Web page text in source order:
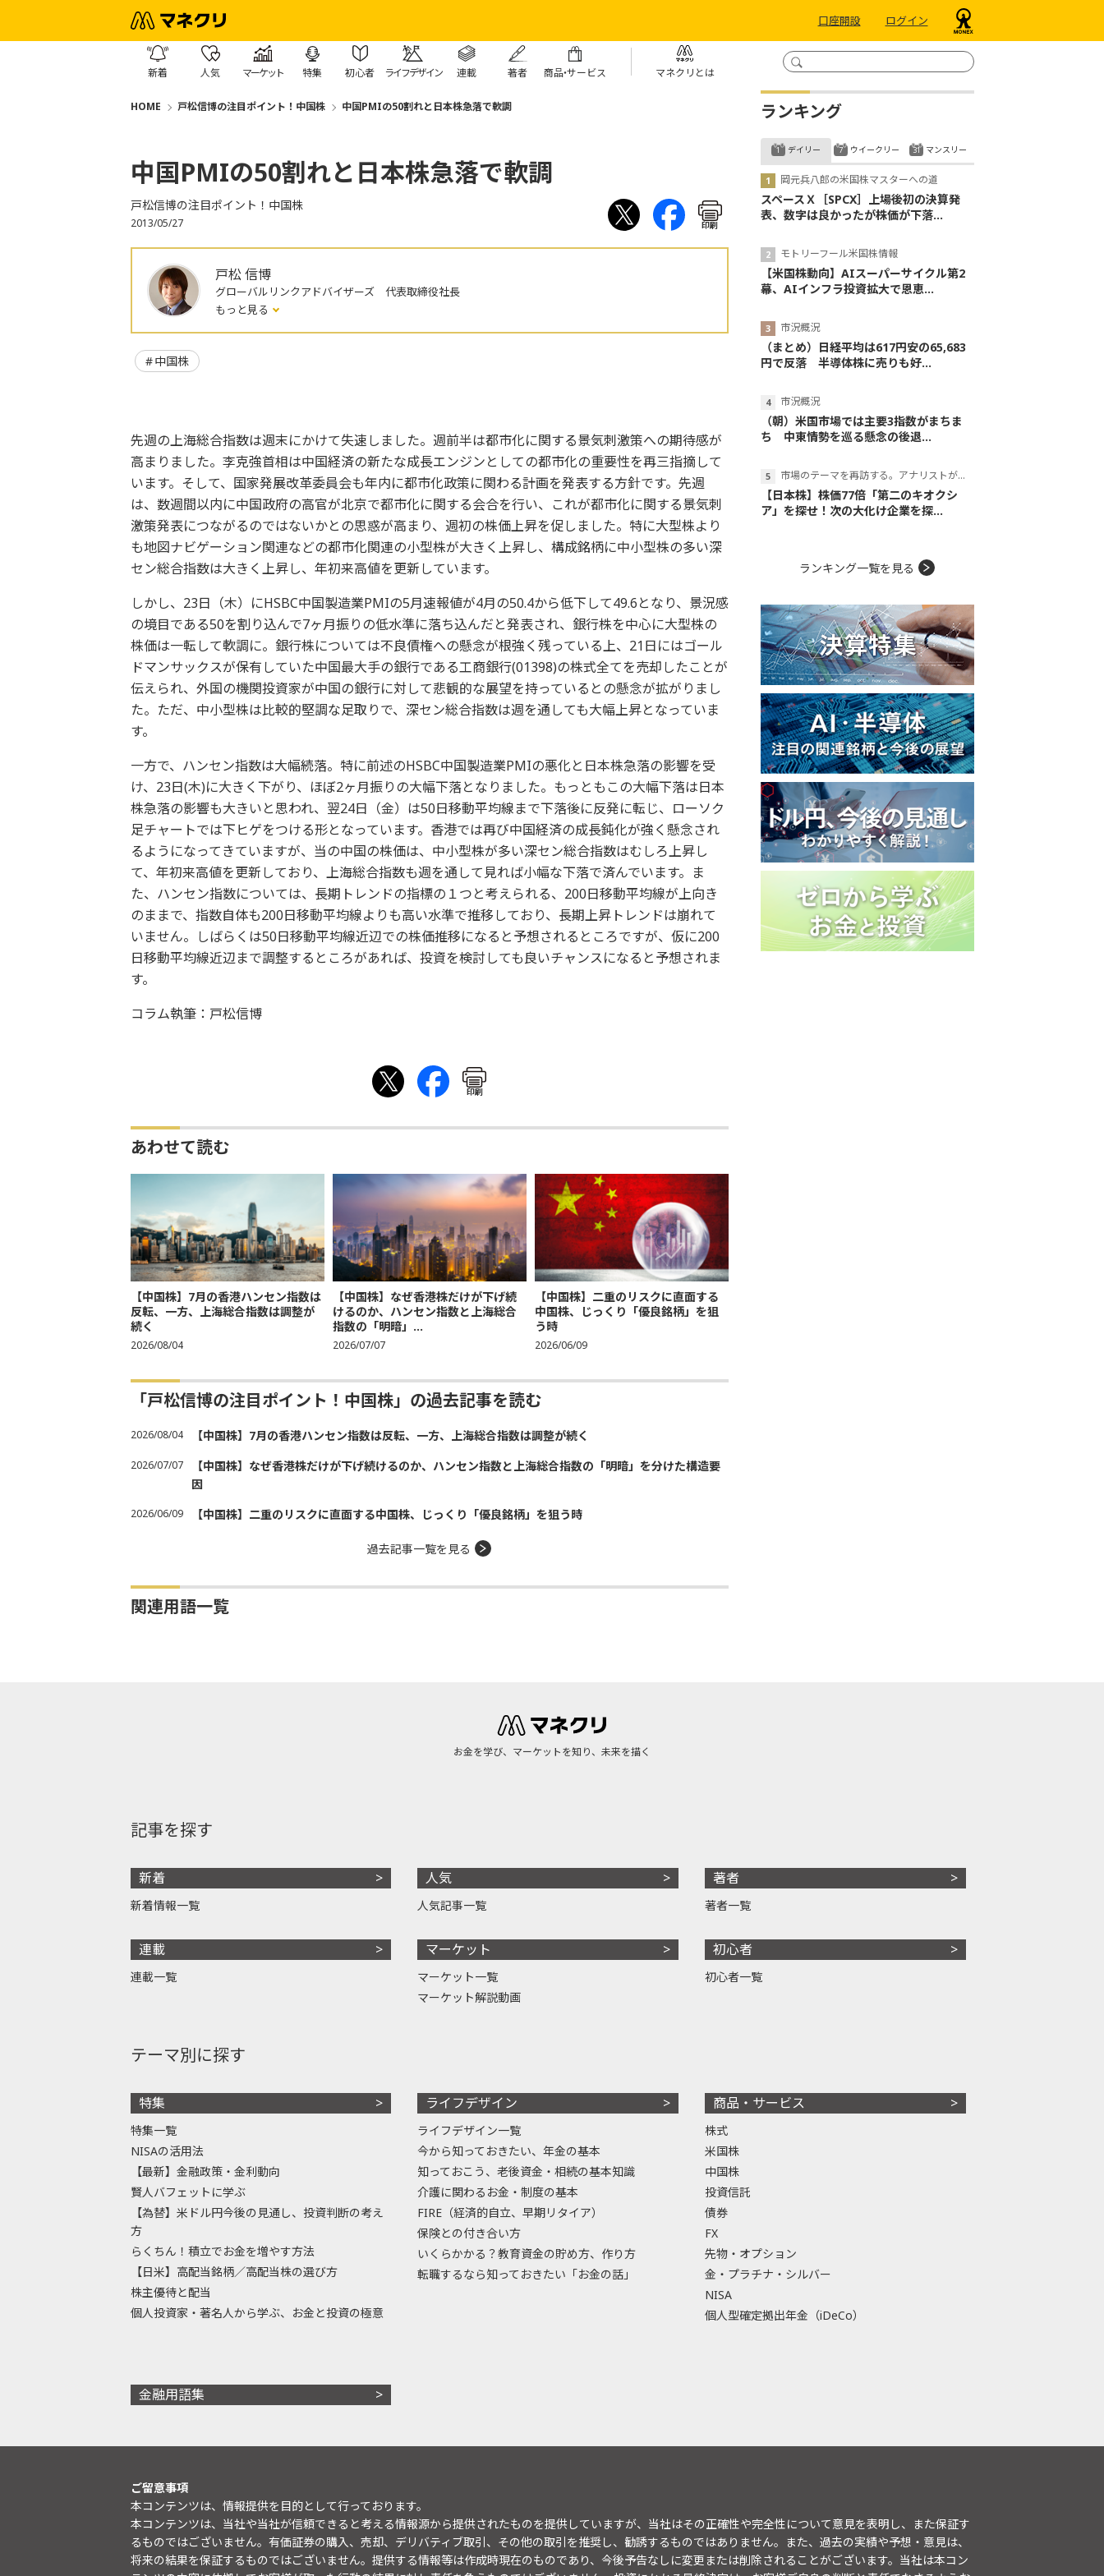
口座開設 ログイン
新着 人気 マーケット 特集 初心者 ライフデザイン 連載 著者 商品・サービス マネクリとは
HOME 戸松信博の注目ポイント！中国株 中国PMIの50割れと日本株急落で軟調
中国PMIの50割れと日本株急落で軟調
戸松信博の注目ポイント！中国株
2013/05/27 印刷
戸松 信博
グローバルリンクアドバイザーズ 代表取締役社長
もっと見る
中国株
先週の上海総合指数は週末にかけて失速しました。週前半は都市化に関する景気刺激策への期待感が
高まりました。李克強首相は中国経済の新たな成長エンジンとしての都市化の重要性を再三指摘して
います。そして、国家発展改革委員会も年内に都市化政策に関わる計画を発表する方針です。先週
は、数週間以内に中国政府の高官が北京で都市化に関する会合を行い、これが都市化に関する景気刺
激策発表につながるのではないかとの思惑が高まり、週初の株価上昇を促しました。特に大型株より
も地図ナビゲーション関連などの都市化関連の小型株が大きく上昇し、構成銘柄に中小型株の多い深
セン総合指数は大きく上昇し、年初来高値を更新しています。
しかし、23日（木）にHSBC中国製造業PMIの5月速報値が4月の50.4から低下して49.6となり、景況感
の境目である50を割り込んで7ヶ月振りの低水準に落ち込んだと発表され、銀行株を中心に大型株の
株価は一転して軟調に。銀行株については不良債権への懸念が根強く残っている上、21日にはゴール
ドマンサックスが保有していた中国最大手の銀行である工商銀行(01398)の株式全てを売却したことが
伝えられ、外国の機関投資家が中国の銀行に対して悲観的な展望を持っているとの懸念が拡がりまし
た。ただ、中小型株は比較的堅調な足取りで、深セン総合指数は週を通しても大幅上昇となっていま
す。
一方で、ハンセン指数は大幅続落。特に前述のHSBC中国製造業PMIの悪化と日本株急落の影響を受
け、23日(木)に大きく下がり、ほぼ2ヶ月振りの大幅下落となりました。もっともこの大幅下落は日本
株急落の影響も大きいと思われ、翌24日（金）は50日移動平均線まで下落後に反発に転じ、ローソク
足チャートでは下ヒゲをつける形となっています。香港では再び中国経済の成長鈍化が強く懸念され
るようになってきていますが、当の中国の株価は、中小型株が多い深セン総合指数はむしろ上昇し
て、年初来高値を更新しており、上海総合指数も週を通して見れば小幅な下落で済んでいます。ま
た、ハンセン指数については、長期トレンドの指標の１つと考えられる、200日移動平均線が上向き
のままで、指数自体も200日移動平均線よりも高い水準で推移しており、長期上昇トレンドは崩れて
いません。しばらくは50日移動平均線近辺での株価推移になると予想されるところですが、仮に200
日移動平均線近辺まで調整するところがあれば、投資を検討しても良いチャンスになると予想されま
す。
コラム執筆：戸松信博
印刷
あわせて読む
【中国株】7月の香港ハンセン指数は
反転、一方、上海総合指数は調整が
続く
2026/08/04
【中国株】なぜ香港株だけが下げ続
けるのか、ハンセン指数と上海総合
指数の「明暗」...
2026/07/07
【中国株】二重のリスクに直面する
中国株、じっくり「優良銘柄」を狙
う時
2026/06/09
「戸松信博の注目ポイント！中国株」の過去記事を読む
2026/08/04 【中国株】7月の香港ハンセン指数は反転、一方、上海総合指数は調整が続く
2026/07/07
【中国株】なぜ香港株だけが下げ続けるのか、ハンセン指数と上海総合指数の「明暗」を分けた構造要
因
2026/06/09 【中国株】二重のリスクに直面する中国株、じっくり「優良銘柄」を狙う時
過去記事一覧を見る
関連用語一覧
ランキング
デイリー
岡元兵八郎の米国株マスターへの道
スペースＸ［SPCX］上場後初の決算発
表、数字は良かったが株価が下落...
モトリーフール米国株情報
【米国株動向】AIスーパーサイクル第2
幕、AIインフラ投資拡大で恩恵...
市況概況
（まとめ）日経平均は617円安の65,683
円で反落 半導体株に売りも好...
市況概況
（朝）米国市場では主要3指数がまちま
ち 中東情勢を巡る懸念の後退...
市場のテーマを再訪する。アナリストが読み解くテーマの本質
【日本株】株価77倍「第二のキオクシ
ア」を探せ！次の大化け企業を探...
ウイークリー マンスリー
ランキング一覧を見る
お金を学び、マーケットを知り、未来を描く
記事を探す
新着
新着情報一覧
連載
連載一覧
人気
人気記事一覧
マーケット
マーケット一覧
マーケット解説動画
著者
著者一覧
初心者
初心者一覧
テーマ別に探す
特集
特集一覧
NISAの活用法
【最新】金融政策・金利動向
賢人バフェットに学ぶ
【為替】米ドル円今後の見通し、投資判断の考え
方
らくちん！積立でお金を増やす方法
【日米】高配当銘柄／高配当株の選び方
株主優待と配当
個人投資家・著名人から学ぶ、お金と投資の極意
ライフデザイン
ライフデザイン一覧
今から知っておきたい、年金の基本
知っておこう、老後資金・相続の基本知識
介護に関わるお金・制度の基本
FIRE（経済的自立、早期リタイア）
保険との付き合い方
いくらかかる？教育資金の貯め方、作り方
転職するなら知っておきたい「お金の話」
商品・サービス
株式
米国株
中国株
投資信託
債券
FX
先物・オプション
金・プラチナ・シルバー
NISA
個人型確定拠出年金（iDeCo）
金融用語集
ご留意事項
本コンテンツは、情報提供を目的として行っております。
本コンテンツは、当社や当社が信頼できると考える情報源から提供されたものを提供していますが、当社はその正確性や完全性について意見を表明し、また保証す
るものではございません。有価証券の購入、売却、デリバティブ取引、その他の取引を推奨し、勧誘するものではありません。また、過去の実績や予想・意見は、
将来の結果を保証するものではございません。提供する情報等は作成時現在のものであり、今後予告なしに変更または削除されることがございます。当社は本コン